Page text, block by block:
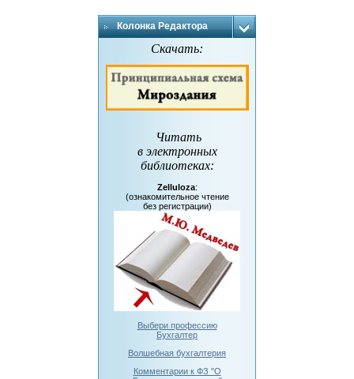
Колонка Редактора
Скачать:
Читать
в электронных
библиотеках:
Zelluloza:
(ознакомительное чтение
без регистрации)
Выбери профессию
Бухгалтер
Волшебная бухгалтерия
Комментарии к ФЗ "О